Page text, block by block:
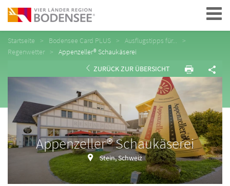
Navigation
Startseite Bodensee Card PLUS
Ausflugstipps für...
Regenwetter
Appenzeller® Schaukäserei
ZURÜCK ZUR ÜBERSICHT
Appenzeller® Schaukäserei
Stein, Schweiz